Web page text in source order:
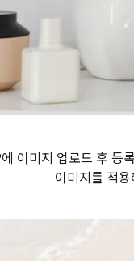
이미지 업로드 후 등
이미지를 적